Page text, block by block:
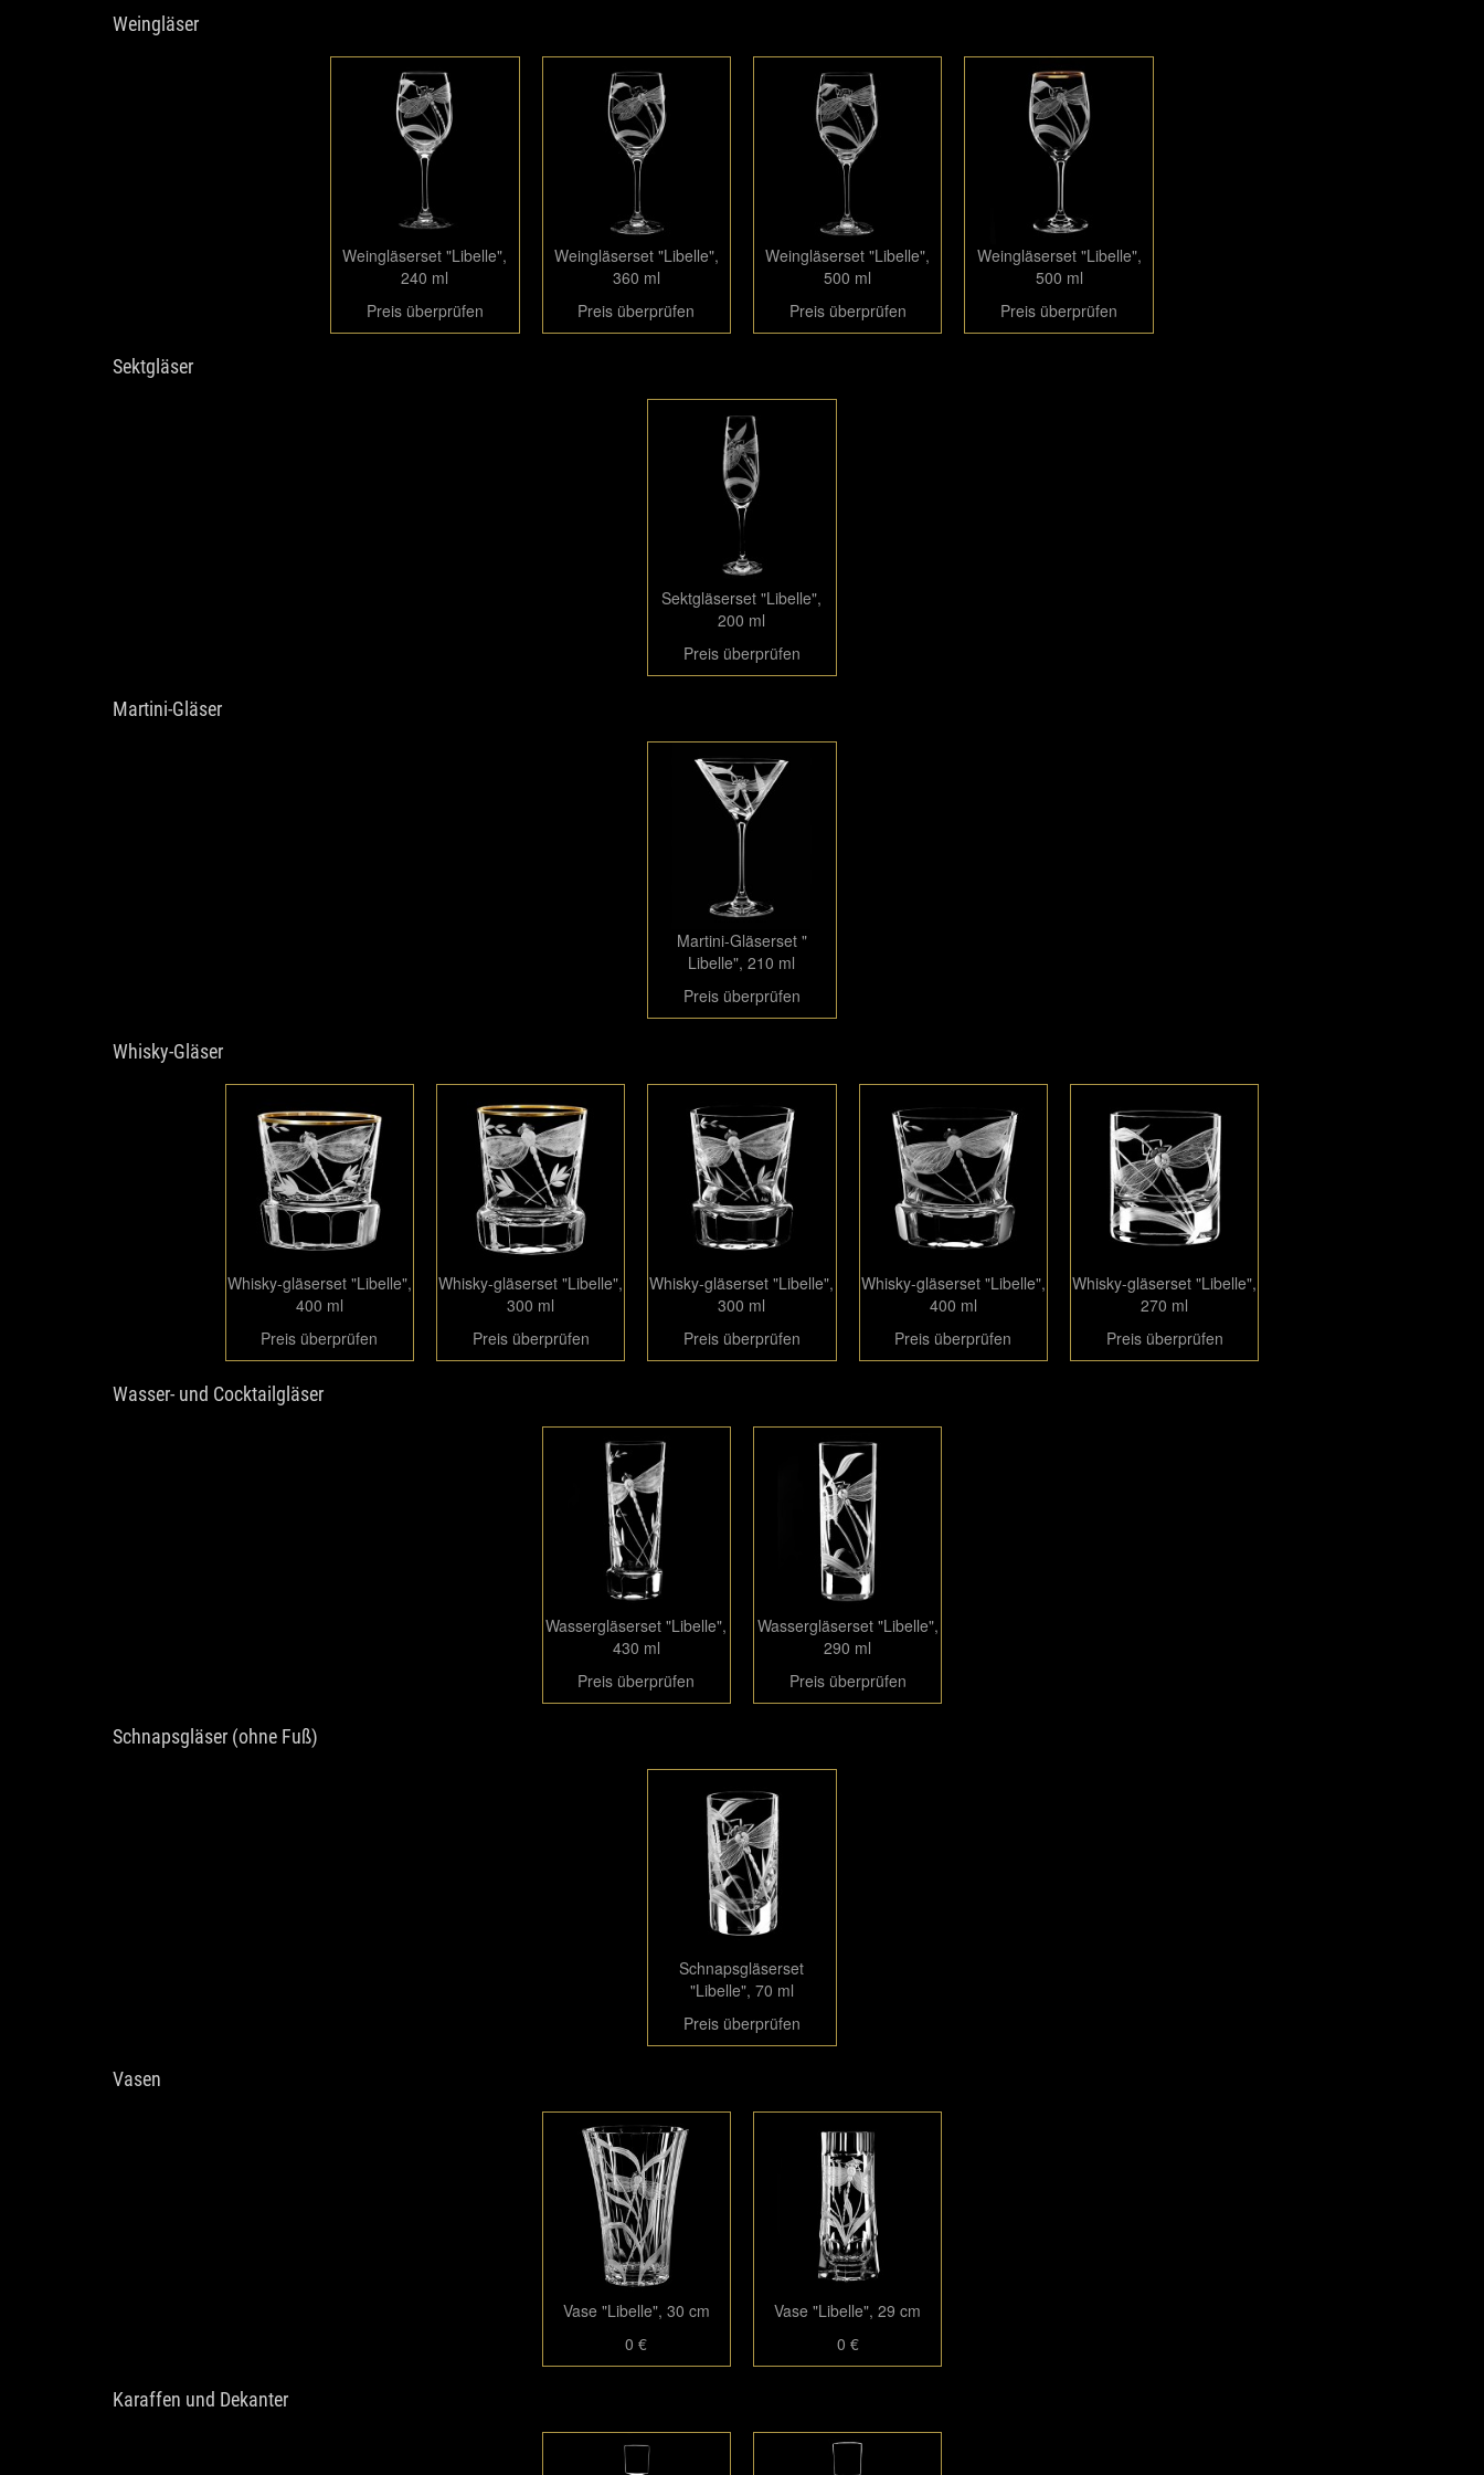
Weingläser
Weingläserset "Libelle",
240 ml
Preis überprüfen
Weingläserset "Libelle",
360 ml
Preis überprüfen
Weingläserset "Libelle",
500 ml
Preis überprüfen
Weingläserset "Libelle",
500 ml
Preis überprüfen
Sektgläser
Sektgläserset "Libelle",
200 ml
Preis überprüfen
Martini-Gläser
Martini-Gläserset "
Libelle", 210 ml
Preis überprüfen
Whisky-Gläser
Whisky-gläserset "Libelle",
400 ml
Preis überprüfen
Whisky-gläserset "Libelle",
300 ml
Preis überprüfen
Whisky-gläserset "Libelle",
300 ml
Preis überprüfen
Whisky-gläserset "Libelle",
400 ml
Preis überprüfen
Whisky-gläserset "Libelle",
270 ml
Preis überprüfen
Wasser- und Cocktailgläser
Wassergläserset "Libelle",
430 ml
Preis überprüfen
Wassergläserset "Libelle",
290 ml
Preis überprüfen
Schnapsgläser (ohne Fuß)
Schnapsgläserset
"Libelle", 70 ml
Preis überprüfen
Vasen
Vase "Libelle", 30 cm
0 €
Vase "Libelle", 29 cm
0 €
Karaffen und Dekanter